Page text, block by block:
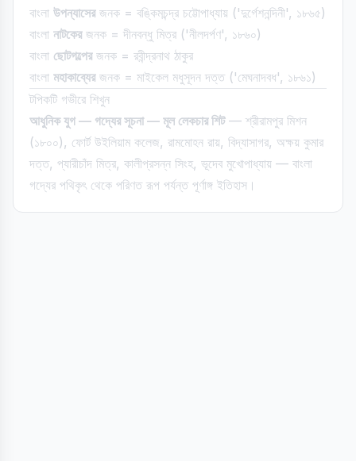
বাংলা উপন্যাসেরজনক = বঙ্কিমচন্দ্র চট্টোপাধ্যায় ('দুর্গেশনন্দিনী', ১৮৬৫)
বাংলা নাটকেরজনক = দীনবন্ধু মিত্র ('নীলদর্পণ', ১৮৬০)
বাংলা ছোটগল্পেরজনক = রবীন্দ্রনাথ ঠাকুর
বাংলা মহাকাব্যেরজনক = মাইকেল মধুসূদন দত্ত ('মেঘনাদবধ', ১৮৬১)
টপিকটি গভীরে শিখুন
আধুনিক যুগ — গদ্যের সূচনা — মূল লেকচার শিট— শ্রীরামপুর মিশন
(১৮০০), ফোর্ট উইলিয়াম কলেজ, রামমোহন রায়, বিদ্যাসাগর, অক্ষয় কুমার
দত্ত, প্যারীচাঁদ মিত্র, কালীপ্রসন্ন সিংহ, ভূদেব মুখোপাধ্যায় — বাংলা
গদ্যের পথিকৃৎ থেকে পরিণত রূপ পর্যন্ত পূর্ণাঙ্গ ইতিহাস।